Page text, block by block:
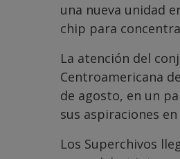
una nueva unidad
chip para
La atención del
Centroamericana
de agosto, en un
sus aspiraciones
Los Superchivos